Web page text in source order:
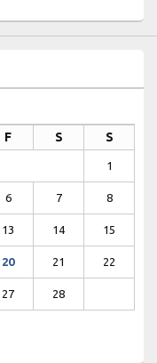
F S S
1
6 7 8
13 14 15
20 21 22
27 28